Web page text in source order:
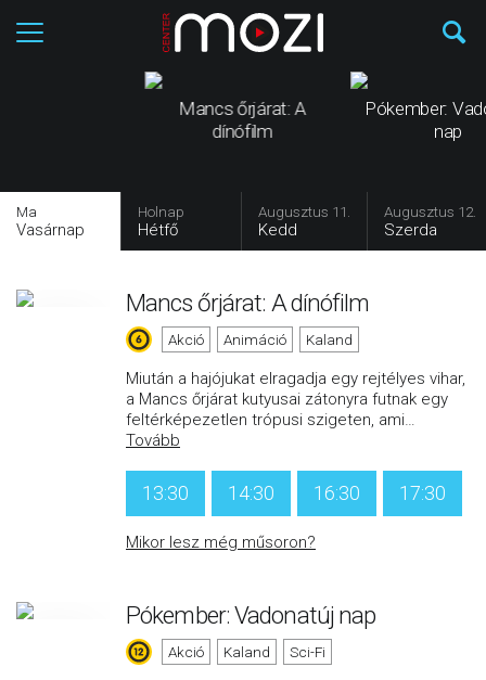
Mancs őrjárat: A
dínófilm
Pókember:
nap
Ma
Vasárnap
Holnap
Hétfő
Augusztus 11.
Kedd
Augusztus 12.
Szerda
Mancs őrjárat: A dínófilm
Akció Animáció Kaland
Miután a hajójukat elragadja egy rejtélyes vihar,
a Mancs őrjárat kutyusai zátonyra futnak egy
feltérképezetlen trópusi szigeten, ami…
Tovább
13:30 14:30 16:30 17:30
Mikor lesz még műsoron?
Pókember: Vadonatúj nap
Akció Kaland Sci-Fi